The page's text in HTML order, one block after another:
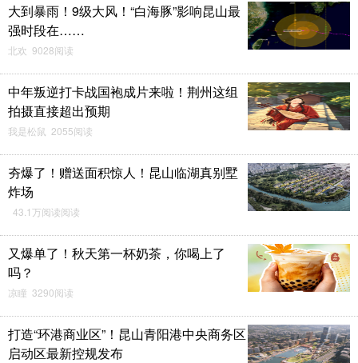
大到暴雨！9级大风！“白海豚”影响昆山最
强时段在……
北欢 9028阅读
中年叛逆打卡战国袍成片来啦！荆州这组
拍摄直接超出预期
我是松鼠 2055阅读
夯爆了！赠送面积惊人！昆山临湖真别墅
炸场
43.1万阅读阅读
又爆单了！秋天第一杯奶茶，你喝上了
吗？
凉瞳 3290阅读
打造“环港商业区”！昆山青阳港中央商务区
启动区最新控规发布